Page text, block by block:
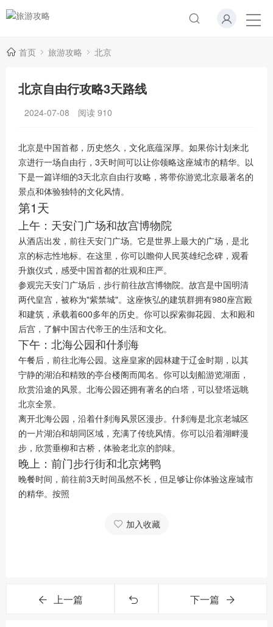
首页 旅游攻略 北京
北京自由行攻略3天路线
2024-07-08 阅读 910
北京是中国首都，历史悠久，文化底蕴深厚。如果你计划来北
京进行一场自由行，3天时间可以让你领略这座城市的精华。以
下是一篇详细的3天北京自由行攻略，将带你游览北京最著名的
景点和体验独特的文化风情。
第1天
上午：天安门广场和故宫博物院
从酒店出发，前往天安门广场。它是世界上最大的广场，是北
京的标志性地标。在这里，你可以瞻仰人民英雄纪念碑，观看
升旗仪式，感受中国首都的壮观和庄严。
参观完天安门广场后，步行前往故宫博物院。故宫是中国明清
两代皇宫，被称为"紫禁城"。这座恢弘的建筑群拥有980座宫殿
和建筑，承载着600多年的历史。你可以探索御花园、太和殿和
后宫，了解中国古代帝王的生活和文化。
下午：北海公园和什刹海
午餐后，前往北海公园。这座皇家的园林建于辽金时期，以其
宁静的湖泊和精致的亭台楼阁而闻名。你可以划船游览湖面，
欣赏沿途的风景。北海公园还拥有著名的白塔，可以登塔远眺
北京全景。
离开北海公园，沿着什刹海风景区漫步。什刹海是北京老城区
的一片湖泊和胡同区域，充满了传统风情。你可以沿着湖畔漫
步，欣赏垂柳和古桥，体验老北京的韵味。
晚上：前门步行街和北京烤鸭
晚餐时间，前往前3天时间虽然不长，但足够让你体验这座城市
的精华。按照
加入收藏
上一篇 下一篇